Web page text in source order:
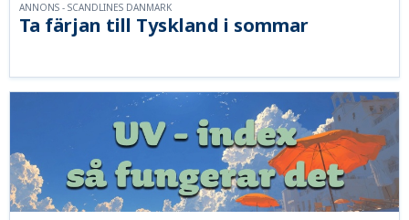
Ta färjan till Tyskland i sommar
ANNONS - SCANDLINES DANMARK